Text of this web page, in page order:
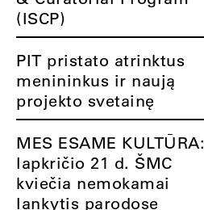
(ISCP)
PIT pristato atrinktus
menininkus ir naują
projekto svetainę
MES ESAME KULTŪRA:
lapkričio 21 d. ŠMC
kviečia nemokamai
lankytis parodose